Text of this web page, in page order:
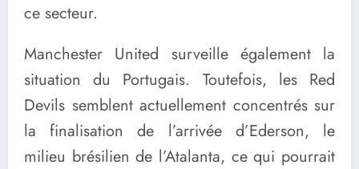
ce secteur.
Manchester United surveille également la
situation du Portugais. Toutefois, les Red
Devils semblent actuellement concentrés sur
la finalisation de l’arrivée d’Ederson, le
milieu brésilien de l’Atalanta, ce qui pourrait